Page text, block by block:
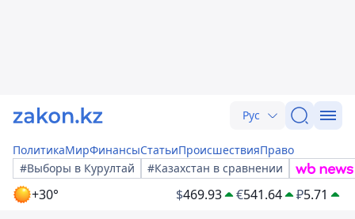
Рус
ПолитикаМирФинансыСтатьиПроисшествияПраво
#Выборы в Курултай
#Казахстан в сравнении
+30° $469.93 €541.64 ₽5.71